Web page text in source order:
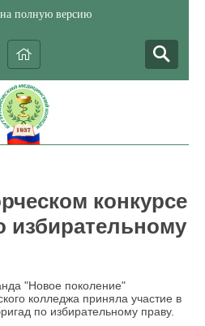
полную версию
конкурсе
избирательному
"Новое поколение"
колледжа приняла участие в
по избирательному праву.